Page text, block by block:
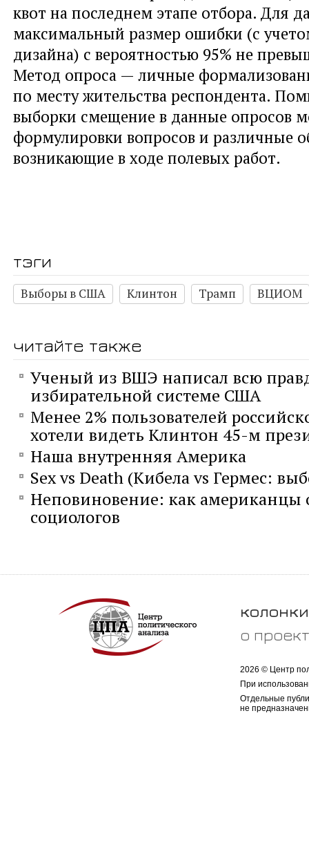
квот на последнем этапе отбора. Для
максимальный размер ошибки (с
дизайна) с вероятностью 95% не
Метод опроса — личные
по месту жительства респондента.
выборки смещение в данные опросов
формулировки вопросов и различные
возникающие в ходе полевых работ.
тэги
Выборы в США Клинтон Трамп ВЦИОМ
читайте также
Ученый из ВШЭ написал всю
избирательной системе США
Менее 2% пользователей
хотели видеть Клинтон 45-м
Наша внутренняя Америка
Sex vs Death (Кибела vs Гермес:
Неповиновение: как американцы
социологов
колонки
о
2026 © Центр
При
Отдельные
не